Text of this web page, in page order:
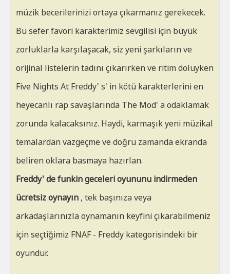
müzik becerilerinizi ortaya çıkarmanız gerekecek.
Bu sefer favori karakterimiz sevgilisi için büyük
zorluklarla karşılaşacak, siz yeni şarkıların ve
orijinal listelerin tadını çıkarırken ve ritim doluyken
Five Nights At Freddy' s' in kötü karakterlerini en
heyecanlı rap savaşlarında The Mod' a odaklamak
zorunda kalacaksınız. Haydi, karmaşık yeni müzikal
temalardan vazgeçme ve doğru zamanda ekranda
beliren oklara basmaya hazırlan.
Freddy' de funkin geceleri oyununu indirmeden
ücretsiz oynayın , tek başınıza veya
arkadaşlarınızla oynamanın keyfini çıkarabilmeniz
için seçtiğimiz FNAF - Freddy kategorisindeki bir
oyundur.